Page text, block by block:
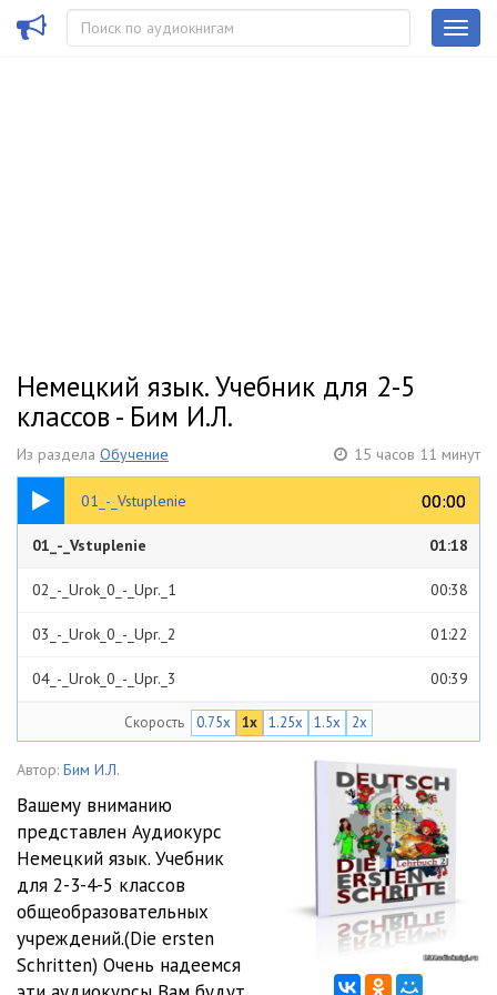
Немецкий язык. Учебник для 2-5
классов - Бим И.Л.
Из раздела Обучение 15 часов 11 минут
01_-_Vstuplenie 00:00
00:00
01:18
Немецкий язык 2класс/Немецкий язык 2 класс 1диск
01_-_Vstuplenie
01:18
02_-_Urok_0_-_Upr._1 00:38
03_-_Urok_0_-_Upr._2 01:22
04_-_Urok_0_-_Upr._3 00:39
05_-_Urok_0_-_Upr._5
06_-_Urok_1_-_Upr._1 00:42
07_-_Urok_1_-_Upr._2 00:27
08_-_Urok_1_-_Upr._3 00:22
09_-_Urok_1_-_Upr._4 00:21
10_-_Urok_1_-_Upr._5
11_-_Urok_1_-_Upr._7
Скорость 0.75x 1x 1.25x 1.5x 2x
Автор: Бим И.Л.
Вашему вниманию
представлен Аудиокурс
Немецкий язык. Учебник
для 2-3-4-5 классов
общеобразовательных
учреждений.(Die ersten
Schritten) Очень надеемся